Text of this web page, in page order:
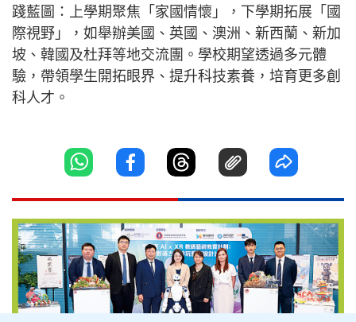
踐藍圖：上學期聚焦「家國情懷」，下學期拓展「國
際視野」，如舉辦美國、英國、澳洲、新西蘭、新加
坡、韓國及杜拜等地交流團。學校期望透過多元體
驗，帶領學生開拓眼界、提升科技素養，培育更多創
科人才。